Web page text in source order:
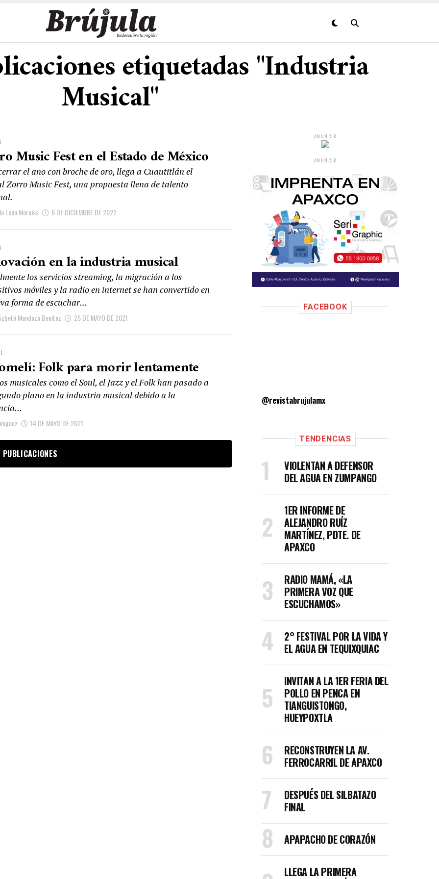
etiquetadas "Industria
Musical"
Music Fest en el Estado de México
el año con broche de oro, llega a Cuautitlán el
Zorro Music Fest, una propuesta llena de talento
León Morales 6 DE DICIEMBRE DE 2022
en la industria musical
los servicios streaming, la migración a los
móviles y la radio en internet se han convertido en
forma de escuchar...
Mendoza Benitez 25 DE MAYO DE 2021
Folk para morir lentamente
musicales como el Soul, el Jazz y el Folk han pasado a
plano en la industria musical debido a la
14 DE MAYO DE 2021
ANUNCIO
ANUNCIO
FACEBOOK
@revistabrujulamx
TENDENCIAS
VIOLENTAN A DEFENSOR
DEL AGUA EN ZUMPANGO
1ER INFORME DE
ALEJANDRO RUÍZ
MARTÍNEZ, PDTE. DE
APAXCO
RADIO MAMÁ, «LA
PRIMERA VOZ QUE
ESCUCHAMOS»
2° FESTIVAL POR LA VIDA Y
EL AGUA EN TEQUIXQUIAC
INVITAN A LA 1ER FERIA DEL
POLLO EN PENCA EN
TIANGUISTONGO,
HUEYPOXTLA
RECONSTRUYEN LA AV.
FERROCARRIL DE APAXCO
DESPUÉS DEL SILBATAZO
FINAL
APAPACHO DE CORAZÓN
LLEGA LA PRIMERA